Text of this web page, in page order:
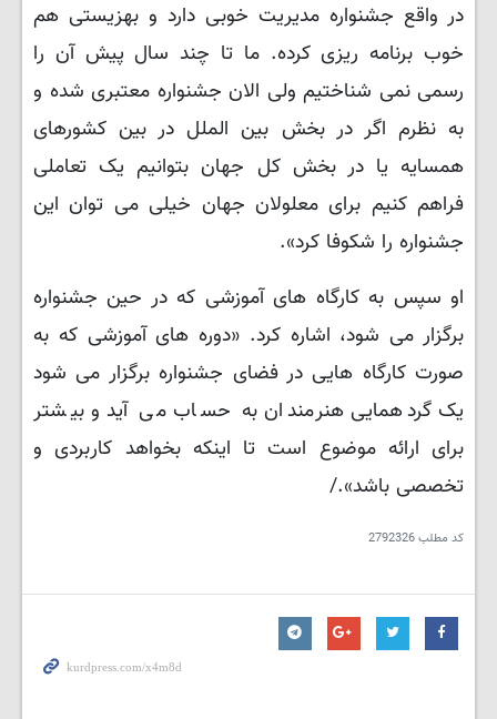
در واقع جشنواره مدیریت خوبی دارد و بهزیستی هم
خوب برنامه ریزی کرده. ما تا چند سال پیش آن را
رسمی نمی شناختیم ولی الان جشنواره معتبری شده و
به نظرم اگر در بخش بین الملل در بین کشورهای
همسایه یا در بخش کل جهان بتوانیم یک تعاملی
فراهم کنیم برای معلولان جهان خیلی می توان این
جشنواره را شکوفا کرد».
او سپس به کارگاه های آموزشی که در حین جشنواره
برگزار می شود، اشاره کرد. «دوره های آموزشی که به
صورت کارگاه هایی در فضای جشنواره برگزار می شود
یک گردهمایی هنرمندان به حساب می آید و بیشتر
برای ارائه موضوع است تا اینکه بخواهد کاربردی و
تخصصی باشد»./
کد مطلب2792326